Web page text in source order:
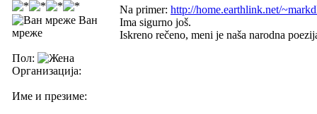
Ван
мреже
Пол:
Организација:
Име и презиме:
Na primer: http://home.earthlink.net/
Ima sigurno još.
Iskreno rečeno, meni je naša narodna